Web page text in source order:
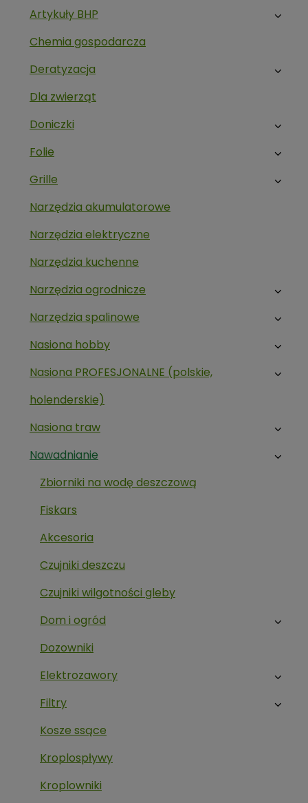
Artykuły BHP
Chemia gospodarcza
Deratyzacja
Dla zwierząt
Doniczki
Folie
Grille
Narzędzia akumulatorowe
Narzędzia elektryczne
Narzędzia kuchenne
Narzędzia ogrodnicze
Narzędzia spalinowe
Nasiona hobby
Nasiona PROFESJONALNE (polskie,
holenderskie)
Nasiona traw
Nawadnianie
Zbiorniki na wodę deszczową
Fiskars
Akcesoria
Czujniki deszczu
Czujniki wilgotności gleby
Dom i ogród
Dozowniki
Elektrozawory
Filtry
Kosze ssące
Kroplospływy
Kroplowniki